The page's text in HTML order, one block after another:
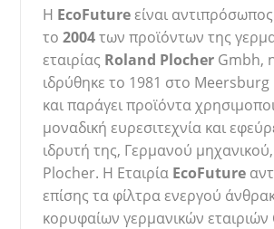
H EcoFutureείναι
το 2004των προϊόντων της
εταιρίας Roland Plocher Gmbh,
ιδρύθηκε το 1981 στο Meersburg
και παράγει προϊόντα
μοναδική ευρεσιτεχνία και
ιδρυτή της, Γερμανού
Plocher. Η Εταιρία EcoFuture
επίσης τα φίλτρα ενεργού
κορυφαίων γερμανικών εταιριών